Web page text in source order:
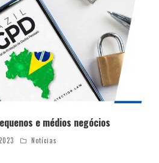
e médios negócios
Notícias